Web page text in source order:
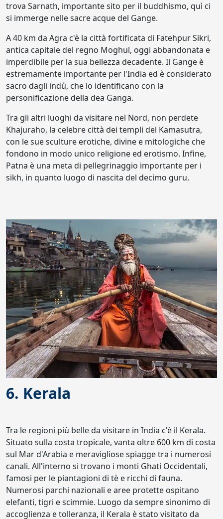
trova Sarnath, importante sito per il buddhismo, quì ci
si immerge nelle sacre acque del Gange.
A 40 km da Agra c'è la città fortificata di Fatehpur Sikri,
antica capitale del regno Moghul, oggi abbandonata e
imperdibile per la sua bellezza decadente. Il Gange è
estremamente importante per l'India ed è considerato
sacro dagli indù, che lo identificano con la
personificazione della dea Ganga.
Tra gli altri luoghi da visitare nel Nord, non perdete
Khajuraho, la celebre città dei templi del Kamasutra,
con le sue sculture erotiche, divine e mitologiche che
fondono in modo unico religione ed erotismo. Infine,
Patna è una meta di pellegrinaggio importante per i
sikh, in quanto luogo di nascita del decimo guru.
6. Kerala
Tra le regioni più belle da visitare in India c'è il Kerala.
Situato sulla costa tropicale, vanta oltre 600 km di costa
sul Mar d'Arabia e meravigliose spiagge tra i numerosi
canali. All'interno si trovano i monti Ghati Occidentali,
famosi per le piantagioni di tè e ricchi di fauna.
Numerosi parchi nazionali e aree protette ospitano
elefanti, tigri e scimmie. Luogo da sempre sinonimo di
accoglienza e tolleranza, il Kerala è stato visitato da